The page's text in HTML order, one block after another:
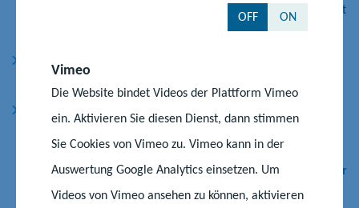
OFF ON
Vimeo
Die Website bindet Videos der Plattform Vimeo
ein. Aktivieren Sie diesen Dienst, dann stimmen
Sie Cookies von Vimeo zu. Vimeo kann in der
Auswertung Google Analytics einsetzen. Um
Videos von Vimeo ansehen zu können, aktivieren
Kooperationspartnern her (Kooperationsdatenbank) und berät
finden“ und
Zur Website der Agentur